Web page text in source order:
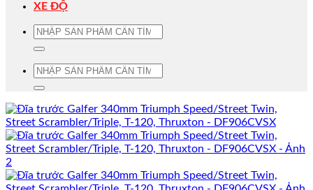
XE ĐỘ
Tìm
Tìm